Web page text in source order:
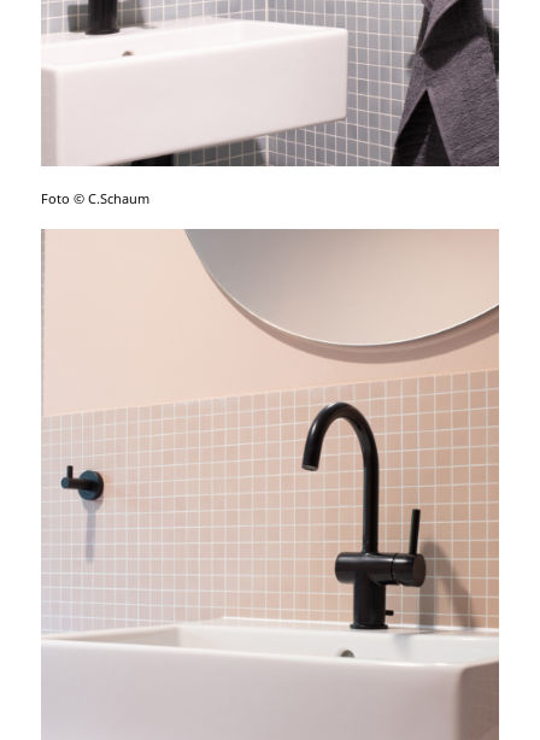
Foto © C.Schaum